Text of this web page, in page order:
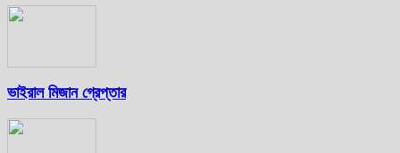
ভাইরাল মিজান গ্রেপ্তার